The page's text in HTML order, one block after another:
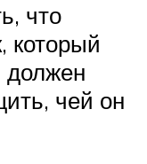
что
который
должен
чей он